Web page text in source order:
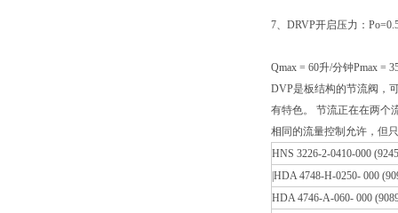
7、DRVP开启压力：
Qmax = 60升/分钟Pmax =
DVP是板结构的节流阀，
有特色。 节流正在在两个
相同的流量控制允许，但
HNS 3226-2-0410-000
|HDA 4748-H-0250- 000
HDA 4746-A-060- 000